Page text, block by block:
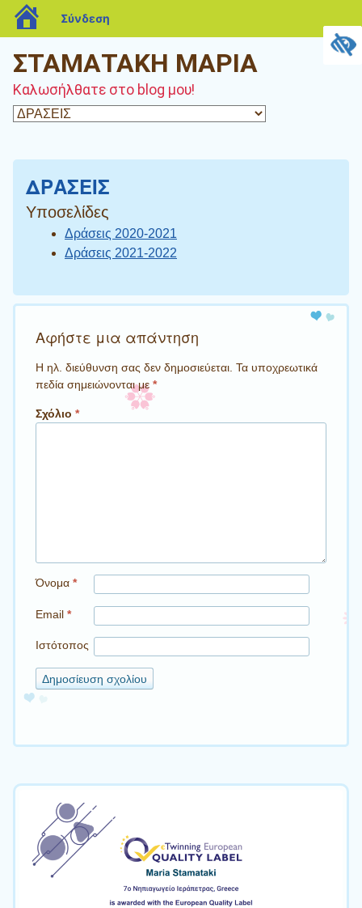
ΣΤΑΜΑΤΑΚΗ ΜΑΡΙΑ
Καλωσήλθατε στο blog μου!
ΔΡΑΣΕΙΣ
Υποσελίδες
Δράσεις 2020-2021
Δράσεις 2021-2022
Αφήστε μια απάντηση
Η ηλ. διεύθυνση σας δεν δημοσιεύεται. Τα υποχρεωτικά
πεδία σημειώνονται με *
Σχόλιο *
Όνομα *
Email *
Ιστότοπος
blogs.sch.gr
Σύνδεση